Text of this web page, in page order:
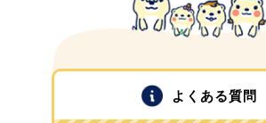
よくある質問